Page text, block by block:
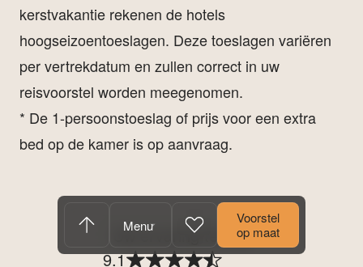
kerstvakantie rekenen de hotels
hoogseizoentoeslagen. Deze toeslagen variëren
per vertrekdatum en zullen correct in uw
reisvoorstel worden meegenomen.
* De 1-persoonstoeslag of prijs voor een extra
bed op de kamer is op aanvraag.
Menu
Voorstel
op maat
Uw ervaring telt.
9.1